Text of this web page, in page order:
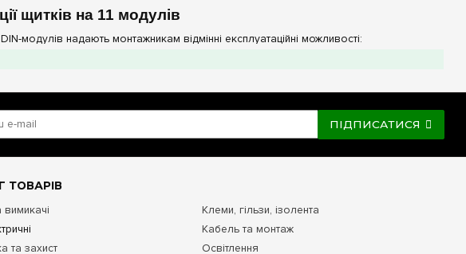
щитків на 11 модулів
модулів надають монтажникам відмінні експлуатаційні можливості:
закриває оголені струмоведучі жили та затискні гвинти, захищаючи людину,
контактів.
задній стінці корпусу передбачені заводські штампи-насічки. Ви можете легко
модулів
Особливості монтажу та розведення
ПІДПИСАТИСЯ
ТОВАРІВ
вимикачі
та захист
Клеми, гільзи, ізолента
Кабель та монтаж
Освітлення